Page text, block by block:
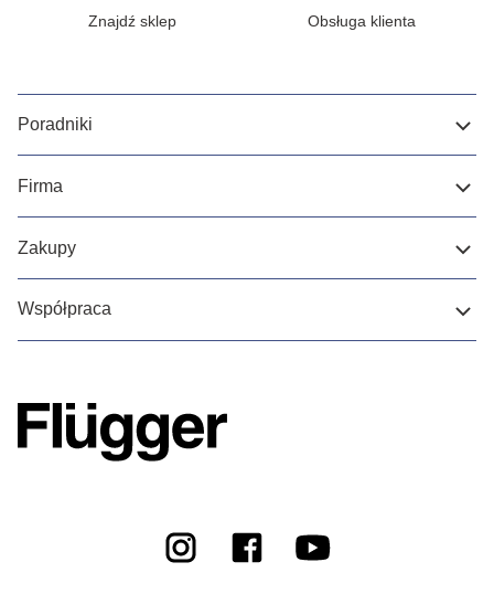
Znajdź sklep Obsługa klienta
Poradniki
Firma
Zakupy
Współpraca